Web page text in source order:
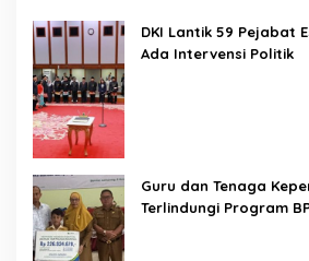
DKI Lantik 59 Pejabat
Ada Intervensi Politik
Guru dan Tenaga
Terlindungi Program